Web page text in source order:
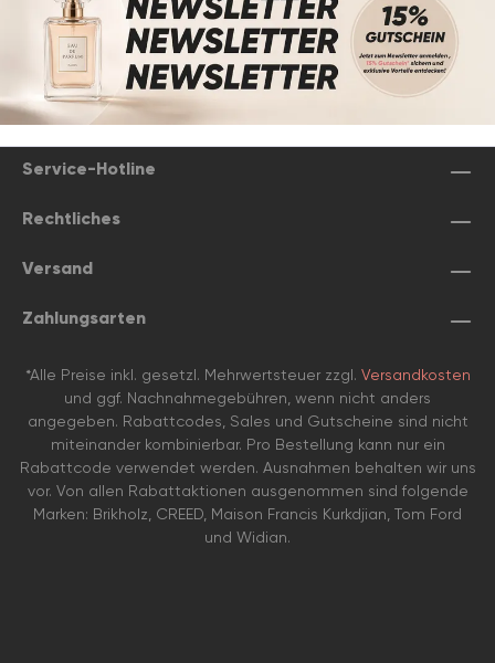
Service-Hotline
Rechtliches
Versand
Zahlungsarten
*Alle Preise inkl. gesetzl. Mehrwertsteuer zzgl. Versandkosten
und ggf. Nachnahmegebühren, wenn nicht anders
angegeben. Rabattcodes, Sales und Gutscheine sind nicht
miteinander kombinierbar. Pro Bestellung kann nur ein
Rabattcode verwendet werden. Ausnahmen behalten wir uns
vor. Von allen Rabattaktionen ausgenommen sind folgende
Marken: Brikholz, CREED, Maison Francis Kurkdjian, Tom Ford
und Widian.